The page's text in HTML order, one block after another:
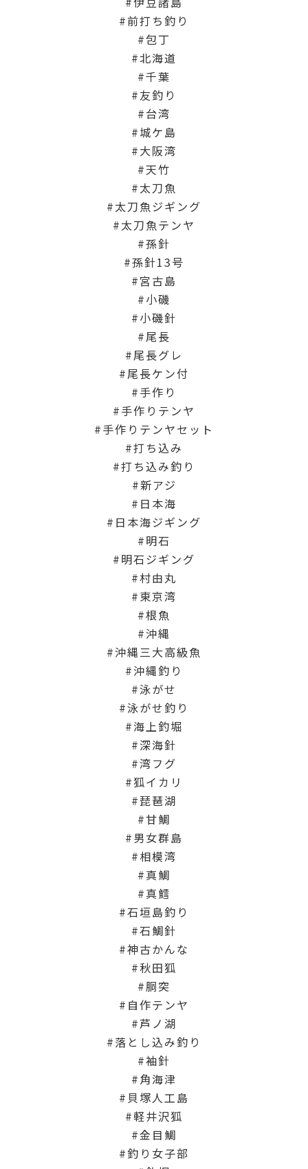
前打ち釣り
包丁
北海道
千葉
友釣り
台湾
城ケ島
大阪湾
天竹
太刀魚
太刀魚ジギング
太刀魚テンヤ
孫針
孫針13号
宮古島
小磯
小磯針
尾長
尾長グレ
尾長ケン付
手作り
手作りテンヤ
手作りテンヤセット
打ち込み
打ち込み釣り
新アジ
日本海
日本海ジギング
明石
明石ジギング
村由丸
東京湾
根魚
沖縄
沖縄三大高級魚
沖縄釣り
泳がせ
泳がせ釣り
海上釣堀
深海針
湾フグ
狐イカリ
琵琶湖
甘鯛
男女群島
相模湾
真鯛
真鱈
石垣島釣り
石鯛針
神古かんな
秋田狐
胴突
自作テンヤ
芦ノ湖
落とし込み釣り
袖針
角海津
貝塚人工島
軽井沢狐
金目鯛
釣り女子部